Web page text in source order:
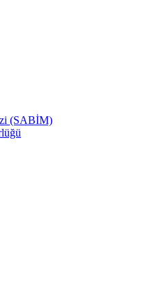
(SABİM)